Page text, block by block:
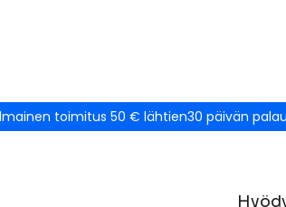
toimitus 50 € lähtien30 päivän